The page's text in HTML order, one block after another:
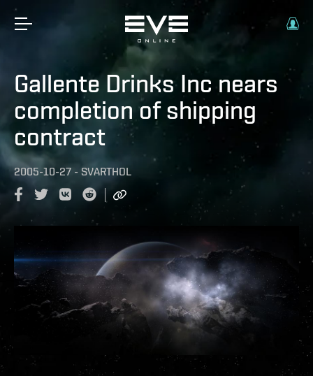
Gallente Drinks Inc nears
completion of shipping
contract
2005-10-27 - SVARTHOL